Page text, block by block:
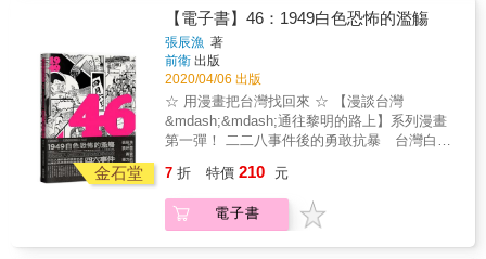
責。 ★筆鋒帶感情，表現出作者女性敏銳的觀
察力，以及長年對二二八知識的累積，是一本
站在台灣立場所表現的二二八。 ★百餘張珍貴
歷史照片，有如立體的二二八紙上紀念館。 &
※本書初版為遠足文化《激越與死滅：二二八
世代民主路》，本書為內容增訂版。
趙文邦的經歷、菊島耆老的口耳相傳、有限的
歷史文獻中，作者鳴鏑得以窺見有別於統治者
認知脈絡下的文本，決意用筆記錄下來，不讓
這些親友的奮鬥隨著時代演變而被遺忘。 「日
本時代還有米吃，祖國來了反而沒有米吃」。
在國民政府光復台灣後，因統治政權的貪腐欺
壓、經濟崩盤與糧食匱乏的種種困境，長期累
件正式爆發。 緊張的情勢也蔓延到澎湖，因語
言不通，馬公司令部士兵開槍打傷無辜婦女，
開始發生零星衝突。熱血青年們受到嘉義電台
不折不扣的自由。」 身為出版人，鄭南榕將文
字化作武器，用以抵禦極權政府對於人民自由
的侵擾。 身為創作者，鄭南榕將文字化作棲身
之所，讓受迫害者在字裡行間得以喘息。 身為
革命者，鄭南榕將文字化作星火，以身為柴，
點燃熊熊烈焰，照亮下一個世代的光明未來。
由革命出版人鄭南榕所創辦的《自由時代》雜
誌，第一期於一九八四年三月十二日發行，最
後一期於一九八九年十一月十一日出刊，歷經
裡，出版共計三〇二期，不僅創下臺灣出版史
上遭國民黨政權查禁次數最多的紀錄，也成為
臺灣社會萌發本土意識的深刻推力。 在他殉道
金石堂
【電子書】46：1949白色恐怖的濫觴
張辰漁 著
前衛 出版
2020/04/06 出版
☆ 用漫畫把台灣找回來 ☆ 【漫談台灣
&mdash;&mdash;通往黎明的路上】系列漫畫
第一彈！ 二二八事件後的勇敢抗暴 台灣白色
的四六事件 ◎關於本書◎ 島嶼吞噬悲傷，土地
掩埋記憶；悲傷不曾存在，記憶只成回憶。 柯
景耀與黎元君在孩童時目睹過二二八時菁英被
7 折 特價 210 元
電子書